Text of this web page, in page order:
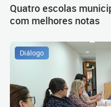
Quatro escolas
com melhores notas
Diálogo